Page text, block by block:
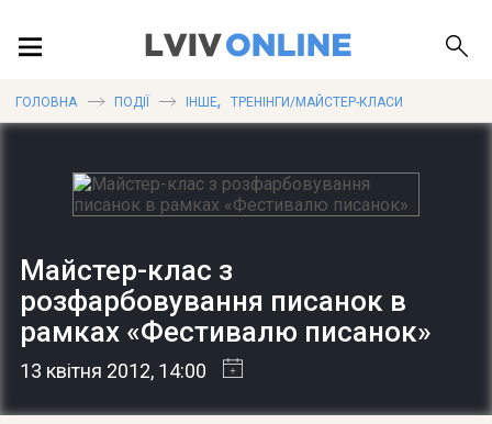
ПУБЛІКАЦІЇ
ГОЛОВНА ПОДІЇ ІНШЕ, ТРЕНІНГИ/МАЙСТЕР-КЛАСИ
Майстер-клас з
розфарбовування писанок в
рамках «Фестивалю писанок»
13 квітня 2012, 14:00